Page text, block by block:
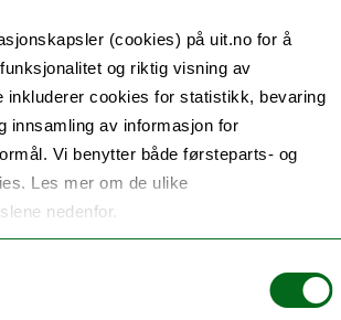
(cookies) på uit.no for å
og riktig visning av
inkluderer cookies for statistikk, bevaring
innsamling av informasjon for
Vi benytter både førsteparts- og
Les mer om de ulike
nedenfor.
hjertesykdom er ulik. Hør Maja-Lisa
blodtrykk er, hva risikofaktorene